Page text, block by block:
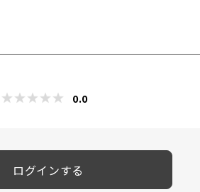
0.0
ログインする